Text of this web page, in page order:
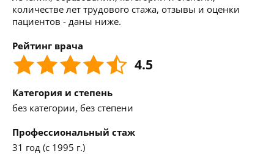
количестве лет трудового стажа, отзывы и оценки
пациентов - даны ниже.
Рейтинг врача
4.5
Категория и степень
без категории, без степени
Профессиональный стаж
31 год (с 1995 г.)